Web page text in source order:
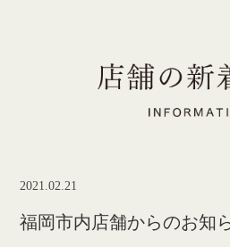
2021.02.21
福岡市内店舗からのお知